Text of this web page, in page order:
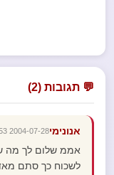
💬 תגובות (2)
אנונימי2004-07-28 18:15:53
אממ שלום לך מה
לשכוח כך סתם